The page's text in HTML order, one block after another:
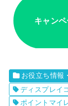
キャン
お役立ち情報
ディスプレイ
ポイントマイ